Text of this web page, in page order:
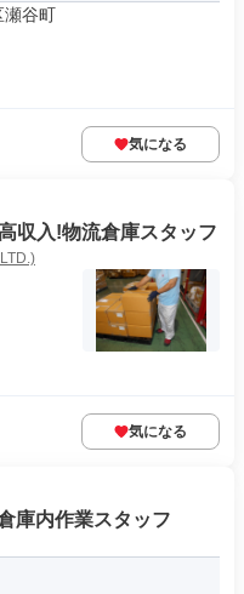
瀬谷町
気になる
収入!物流倉庫スタッフ
気になる
庫内作業スタッフ